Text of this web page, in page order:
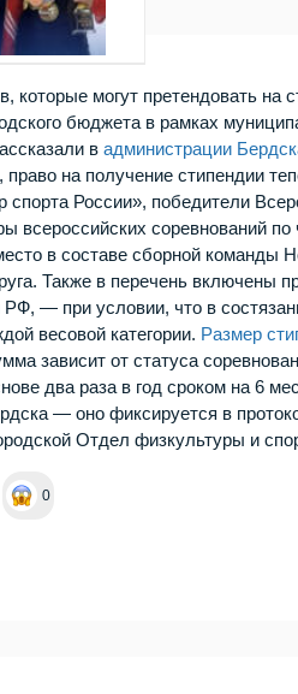
которые могут претендовать на
бюджета в рамках
в администрации
на получение стипендии
России», победители
соревнований по
в составе сборной команды
Также в перечень включены
— при условии, что в
весовой категории. Размер
зависит от статуса
два раза в год сроком на 6
— оно фиксируется в
Отдел физкультуры и
0